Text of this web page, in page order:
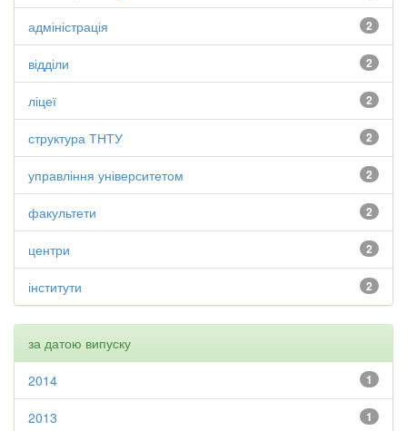
2
адміністрація
2
відділи
2
ліцеї
2
структура ТНТУ
2
управління університетом
2
факультети
2
центри
2
інститути
за датою випуску
1
2014
1
2013